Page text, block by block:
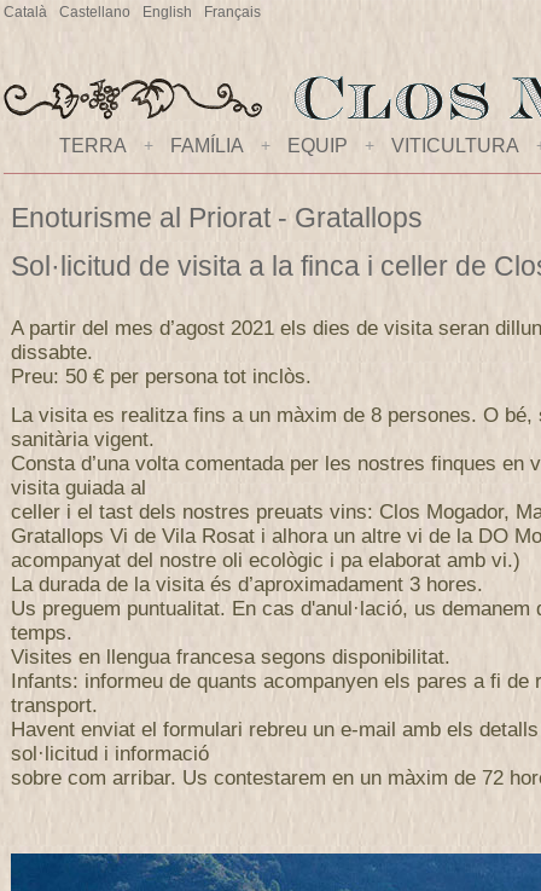
Català Castellano English Français
TERRA + FAMÍLIA + EQUIP + VITICULTURA
Enoturisme al Priorat - Gratallops
Sol·licitud de visita a la finca i celler de
A partir del mes d’agost 2021 els dies de visita seran
dissabte.
Preu: 50 € per persona tot inclòs.
La visita es realitza fins a un màxim de 8 persones. O bé,
sanitària vigent.
Consta d’una volta comentada per les nostres finques en
visita guiada al
celler i el tast dels nostres preuats vins: Clos Mogador,
Gratallops Vi de Vila Rosat i alhora un altre vi de la DO
acompanyat del nostre oli ecològic i pa elaborat amb vi.)
La durada de la visita és d’aproximadament 3 hores.
Us preguem puntualitat. En cas d'anul·lació, us demanem
temps.
Visites en llengua francesa segons disponibilitat.
Infants: informeu de quants acompanyen els pares a fi de
transport.
Havent enviat el formulari rebreu un e-mail amb els
sol·licitud i informació
sobre com arribar. Us contestarem en un màxim de 72